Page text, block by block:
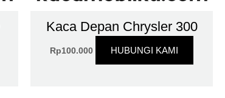
Kaca Depan Chrysler 300
Rp100.000 HUBUNGI KAMI